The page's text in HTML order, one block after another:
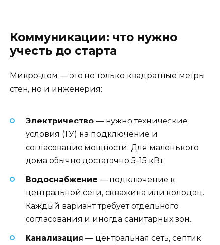
Коммуникации: что нужно
учесть до старта
Микро‑дом — это не только квадратные метры
стен, но и инженерия:
Электричество — нужно технические
условия (ТУ) на подключение и
согласование мощности. Для маленького
дома обычно достаточно 5–15 кВт.
Водоснабжение — подключение к
центральной сети, скважина или колодец.
Каждый вариант требует отдельного
согласования и иногда санитарных зон.
Канализация — центральная сеть, септик